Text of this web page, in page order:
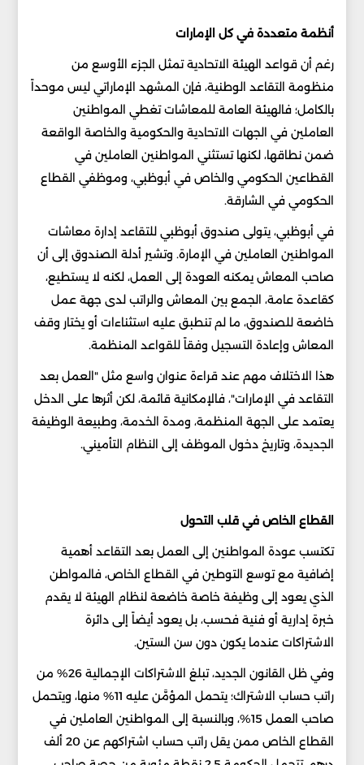
أنظمة متعددة في كل الإمارات
رغم أن قواعد الهيئة الاتحادية تمثل الجزء الأوسع من
منظومة التقاعد الوطنية، فإن المشهد الإماراتي ليس موحداً
بالكامل؛ فالهيئة العامة للمعاشات تغطي المواطنين
العاملين في الجهات الاتحادية والحكومية والخاصة الواقعة
ضمن نطاقها، لكنها تستثني المواطنين العاملين في
القطاعين الحكومي والخاص في أبوظبي، وموظفي القطاع
الحكومي في الشارقة.
في أبوظبي، يتولى صندوق أبوظبي للتقاعد إدارة معاشات
المواطنين العاملين في الإمارة. وتشير أدلة الصندوق إلى أن
صاحب المعاش يمكنه العودة إلى العمل، لكنه لا يستطيع،
كقاعدة عامة، الجمع بين المعاش والراتب لدى جهة عمل
خاضعة للصندوق، ما لم تنطبق عليه استثناءات أو يختار وقف
المعاش وإعادة التسجيل وفقاً للقواعد المنظمة.
هذا الاختلاف مهم عند قراءة عنوان واسع مثل "العمل بعد
التقاعد في الإمارات"، فالإمكانية قائمة، لكن أثرها على الدخل
يعتمد على الجهة المنظمة، ومدة الخدمة، وطبيعة الوظيفة
الجديدة، وتاريخ دخول الموظف إلى النظام التأميني.
القطاع الخاص في قلب التحول
تكتسب عودة المواطنين إلى العمل بعد التقاعد أهمية
إضافية مع توسع التوطين في القطاع الخاص، فالمواطن
الذي يعود إلى وظيفة خاصة خاضعة لنظام الهيئة لا يقدم
خبرة إدارية أو فنية فحسب، بل يعود أيضاً إلى دائرة
الاشتراكات عندما يكون دون سن الستين.
وفي ظل القانون الجديد، تبلغ الاشتراكات الإجمالية 26% من
راتب حساب الاشتراك؛ يتحمل المؤمَّن عليه 11% منها، ويتحمل
صاحب العمل 15%، وبالنسبة إلى المواطنين العاملين في
القطاع الخاص ممن يقل راتب حساب اشتراكهم عن 20 ألف